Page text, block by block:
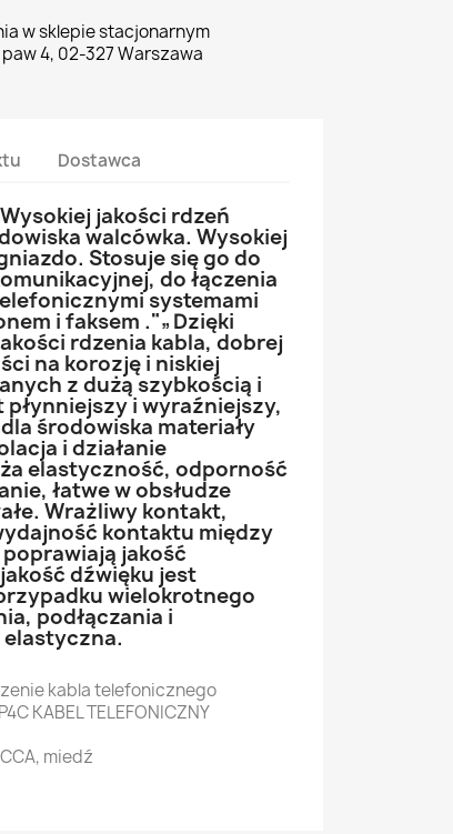
w sklepie stacjonarnym
4, 02-327 Warszawa
Dostawca
jakości rdzeń
walcówka. Wysokiej
Stosuje się go do
do łączenia
systemami
i faksem ."„Dzięki
rdzenia kabla, dobrej
na korozję i niskiej
z dużą szybkością i
i wyraźniejszy,
środowiska materiały
i działanie
elastyczność, odporność
łatwe w obsłudze
Wrażliwy kontakt,
kontaktu między
jakość
dźwięku jest
wielokrotnego
podłączania i
kabla telefonicznego
KABEL TELEFONICZNY
miedź